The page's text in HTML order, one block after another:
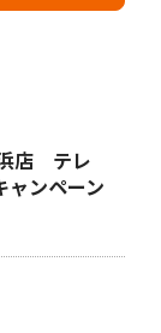
店 テレ
ンペーン